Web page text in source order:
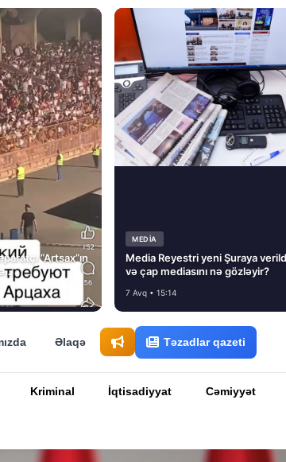
“Artsax”ın
MEDİA
Media Reyestri yeni Şuraya
və çap mediasını nə gözləyir?
7 Avq • 15:14
Əlaqə Təzadlar qazeti
Kriminal İqtisadiyyat Cəmiyyət